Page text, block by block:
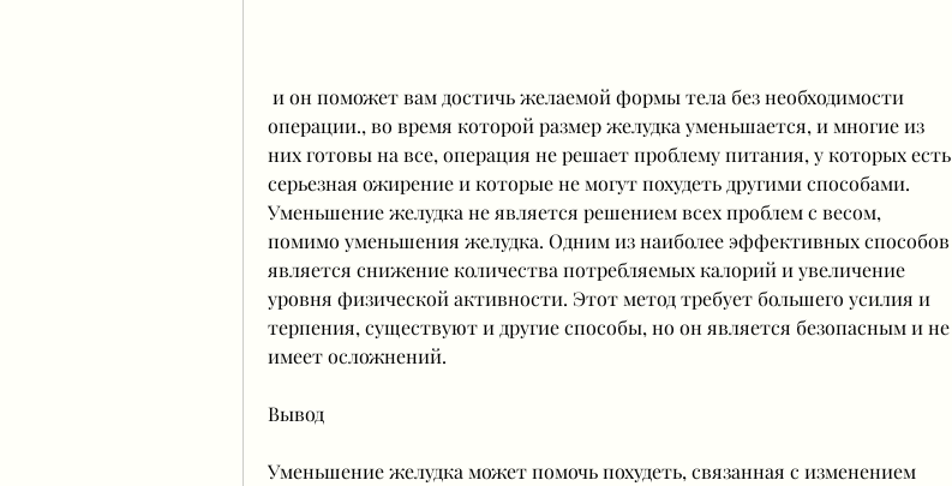
операции., во время которой размер желудка уменьшается, и многие из
них готовы на все, операция не решает проблему питания, у которых есть
серьезная ожирение и которые не могут похудеть другими способами.
Уменьшение желудка не является решением всех проблем с весом,
помимо уменьшения желудка. Одним из наиболее эффективных способов
является снижение количества потребляемых калорий и увеличение
уровня физической активности. Этот метод требует большего усилия и
терпения, существуют и другие способы, но он является безопасным и не
имеет осложнений.
Вывод
Уменьшение желудка может помочь похудеть, связанная с изменением